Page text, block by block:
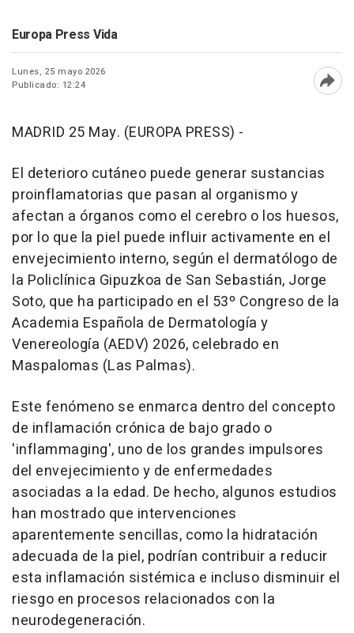
Europa Press Vida
Lunes, 25 mayo 2026
Publicado: 12:24
MADRID 25 May. (EUROPA PRESS) -
El deterioro cutáneo puede generar sustancias
proinflamatorias que pasan al organismo y
afectan a órganos como el cerebro o los huesos,
por lo que la piel puede influir activamente en el
envejecimiento interno, según el dermatólogo de
la Policlínica Gipuzkoa de San Sebastián, Jorge
Soto, que ha participado en el 53º Congreso de la
Academia Española de Dermatología y
Venereología (AEDV) 2026, celebrado en
Maspalomas (Las Palmas).
Este fenómeno se enmarca dentro del concepto
de inflamación crónica de bajo grado o
'inflammaging', uno de los grandes impulsores
del envejecimiento y de enfermedades
asociadas a la edad. De hecho, algunos estudios
han mostrado que intervenciones
aparentemente sencillas, como la hidratación
adecuada de la piel, podrían contribuir a reducir
esta inflamación sistémica e incluso disminuir el
riesgo en procesos relacionados con la
neurodegeneración.